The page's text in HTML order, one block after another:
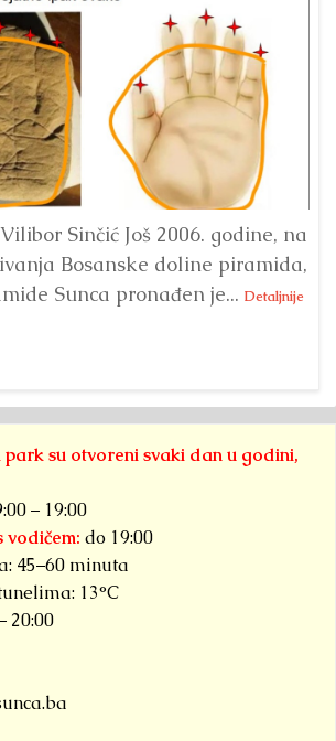
Sinčić Još 2006. godine, na
Bosanske doline piramida,
Sunca pronađen je... Detaljnije
park su otvoreni svaki dan u godini,
– 19:00
vodičem: do 19:00
45–60 minuta
13°C
20:00